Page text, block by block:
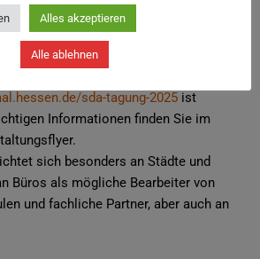
SDA zudem einen Einblick in ein
SDA-Projekt.
sda-tagung-2025 ist
Informationen finden Sie im
sich besonders an Städte und
Büros als mögliche Bearbeiter von
und fachliche Partner, aber auch an
Alles akzeptieren
Alle ablehnen